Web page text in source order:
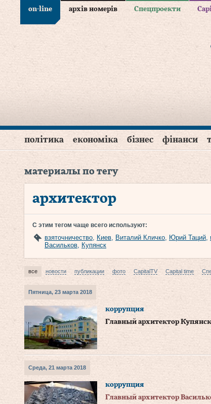
on-line архів номерів Спецпроекти
політика економіка бізнес фінанси
материалы по тегу
архитектор
С этим тегом чаще всего используют:
взяточничество, Киев, Виталий Кличко, Юрий Таций,
Васильков, Купянск
все новости публикации фото CapitalTV Capital time
Пятница, 23 марта 2018
коррупция
Главный архитектор
Среда, 21 марта 2018
коррупция
Главный архитектор